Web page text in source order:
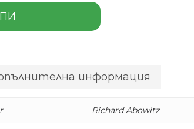
информация
Richard Abowitz